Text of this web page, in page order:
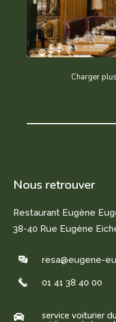
Charger plus
Nous retrouver
Restaurant Eugène
38-40 Rue Eugène
resa@eugene-
01 41 38 40 00
 service voiturier